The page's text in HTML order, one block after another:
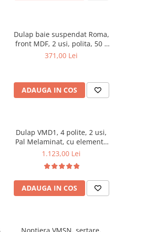
Dulap baie suspendat Roma,
front MDF, 2 usi, polita, 50 x
68 cm, alb
371,00 Lei
ADAUGA IN COS
Dulap VMD1, 4 polite, 2 usi,
Pal Melaminat, cu elemente
din MDF, Nuc
1.123,00 Lei
ADAUGA IN COS